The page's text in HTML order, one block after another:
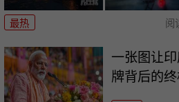
最热 阅
一张图让
牌背后的